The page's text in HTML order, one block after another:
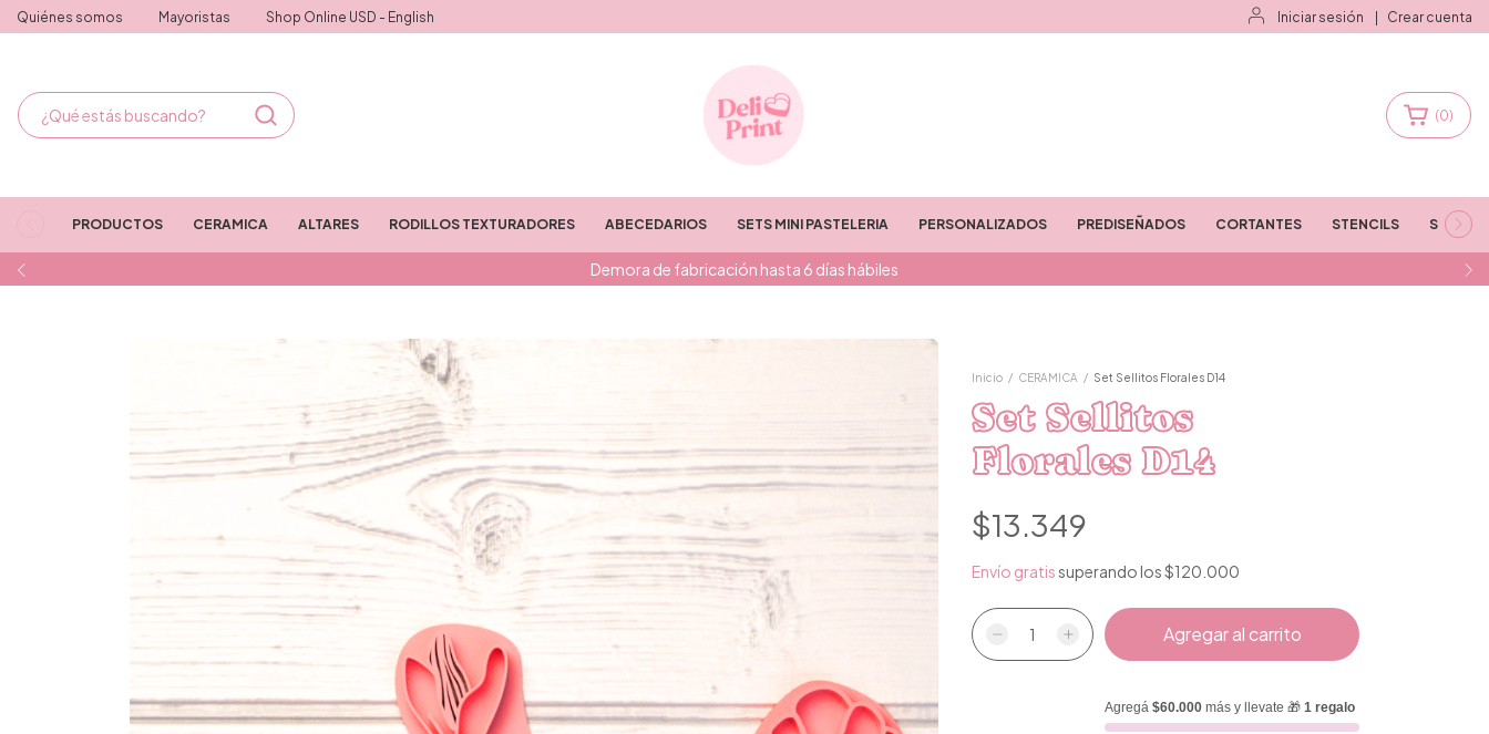
Quiénes somos Mayoristas Shop Online USD - English Iniciar sesión Crear cuenta
Demora de fabricación hasta 6 días hábiles
(0)
PRODUCTOS CERAMICA ALTARES RODILLOS TEXTURADORES ABECEDARIOS SETS MINI PASTELERIA PERSONALIZADOS PREDISEÑADOS CORTANTES STENCILS STAMPS
Inicio / CERAMICA / Set Sellitos Florales D14
Set Sellitos
Florales D14
$13.349
Envío gratissuperando los$120.000
Agregá $60.000 más y llevate 🎁 1 regalo